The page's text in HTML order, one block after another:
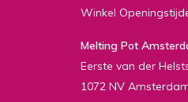
Winkel
Melting Pot
Eerste van der
1072 NV